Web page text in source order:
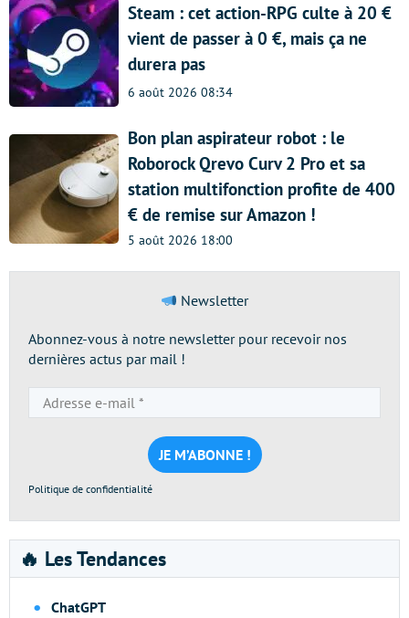
Steam : cet action-RPG culte à 20 €
vient de passer à 0 €, mais ça ne
durera pas
6 août 2026 08:34
Bon plan aspirateur robot : le
Roborock Qrevo Curv 2 Pro et sa
station multifonction profite de 400
€ de remise sur Amazon !
5 août 2026 18:00
Newsletter
Abonnez-vous à notre newsletter pour recevoir nos
dernières actus par mail !
e-
mail
*
Politique de confidentialité
🔥 Les Tendances
ChatGPT